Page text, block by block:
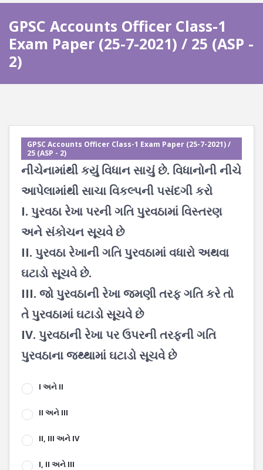
GPSC Accounts Officer Class-1
Exam Paper (25-7-2021) / 25 (ASP -
2)
GPSC Accounts Officer Class-1 Exam Paper (25-7-2021) /
25 (ASP - 2)
નીચેનામાંથી કયું વિધાન સાચું છે. વિધાનોની નીચે
આપેલામાંથી સાચા વિકલ્પની પસંદગી કરો
I. પુરવઠા રેખા પરની ગતિ પુરવઠામાં વિસ્તરણ
અને સંકોચન સૂચવે છે
II. પુરવઠા રેખાની ગતિ પુરવઠામાં વધારો અથવા
ઘટાડો સૂચવે છે.
III. જો પુરવઠાની રેખા જમણી તરફ ગતિ કરે તો
તે પુરવઠામાં ઘટાડો સૂચવે છે
IV. પુરવઠાની રેખા પર ઉપરની તરફની ગતિ
પુરવઠાના જથ્થામાં ઘટાડો સૂચવે છે
I અને II
II અને III
II, III અને IV
I, II અને III